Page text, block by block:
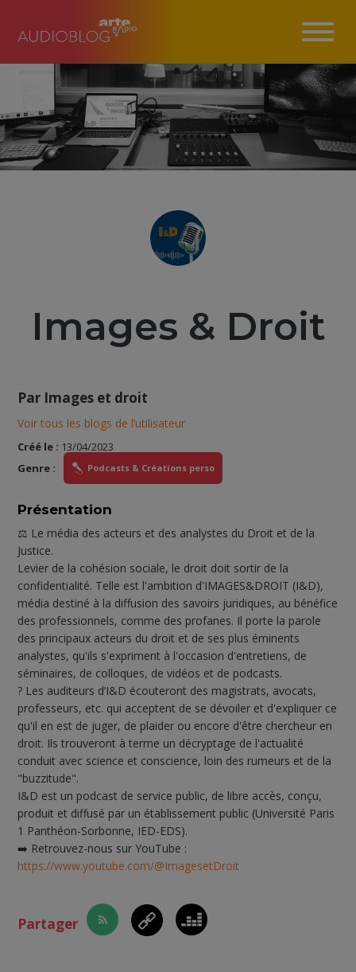
Images & Droit
Par Images et droit
Voir tous les blogs de l’utilisateur
Créé le : 13/04/2023
Genre :
Podcasts & Créations perso
Présentation
⚖️ Le média des acteurs et des analystes du Droit et de la
Justice.
Levier de la cohésion sociale, le droit doit sortir de la
confidentialité. Telle est l'ambition d'IMAGES&DROIT (I&D),
média destiné à la diffusion des savoirs juridiques, au bénéfice
des professionnels, comme des profanes. Il porte la parole
des principaux acteurs du droit et de ses plus éminents
analystes, qu'ils s'expriment à l'occasion d'entretiens, de
séminaires, de colloques, de vidéos et de podcasts.
? Les auditeurs d’I&D écouteront des magistrats, avocats,
professeurs, etc. qui acceptent de se dévoiler et d'expliquer ce
qu'il en est de juger, de plaider ou encore d'être chercheur en
droit. Ils trouveront à terme un décryptage de l'actualité
conduit avec science et conscience, loin des rumeurs et de la
"buzzitude".
I&D est un podcast de service public, de libre accès, conçu,
produit et diffusé par un établissement public (Université Paris
1 Panthéon-Sorbonne, IED-EDS).
➡️ Retrouvez-nous sur YouTube :
https://www.youtube.com/@ImagesetDroit
Partager